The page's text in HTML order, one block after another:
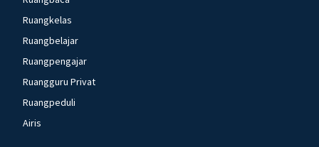
Ruangkelas
Ruangbelajar
Ruangpengajar
Ruangguru Privat
Ruangpeduli
Airis